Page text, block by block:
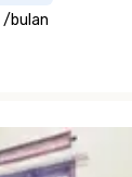
/bulan